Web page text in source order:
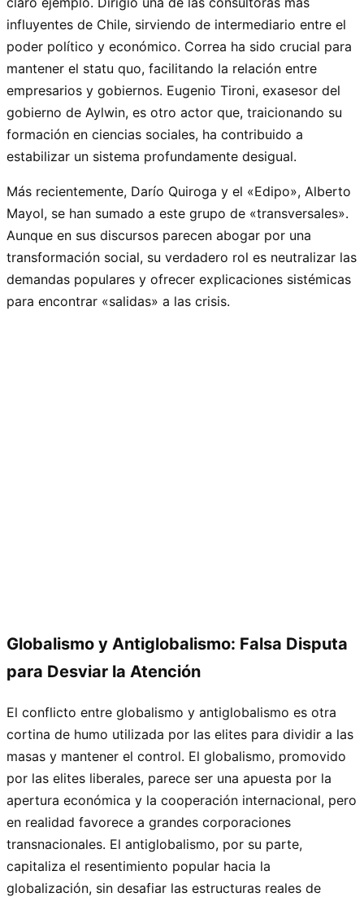
influyentes de Chile, sirviendo de intermediario entre el
poder político y económico. Correa ha sido crucial para
mantener el statu quo, facilitando la relación entre
empresarios y gobiernos. Eugenio Tironi, exasesor del
gobierno de Aylwin, es otro actor que, traicionando su
formación en ciencias sociales, ha contribuido a
estabilizar un sistema profundamente desigual.
Más recientemente, Darío Quiroga y el «Edipo», Alberto
Mayol, se han sumado a este grupo de «transversales».
Aunque en sus discursos parecen abogar por una
transformación social, su verdadero rol es neutralizar las
demandas populares y ofrecer explicaciones sistémicas
para encontrar «salidas» a las crisis.
Globalismo y Antiglobalismo: Falsa Disputa
para Desviar la Atención
El conflicto entre globalismo y antiglobalismo es otra
cortina de humo utilizada por las elites para dividir a las
masas y mantener el control. El globalismo, promovido
por las elites liberales, parece ser una apuesta por la
apertura económica y la cooperación internacional, pero
en realidad favorece a grandes corporaciones
transnacionales. El antiglobalismo, por su parte,
capitaliza el resentimiento popular hacia la
globalización, sin desafiar las estructuras reales de